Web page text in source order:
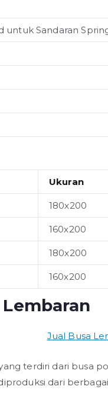
untuk Sandaran
Ukuran
180x200
160x200
180x200
160x200
terdiri dari busa
dari